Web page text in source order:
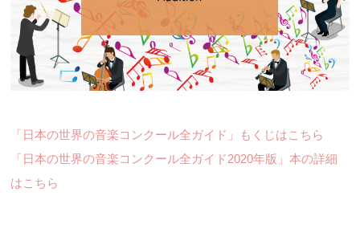
「日本の世界の音楽コンクール全ガイド」もくじはこちら
「日本の世界の音楽コンクール全ガイド2020年版」本の詳細
はこちら